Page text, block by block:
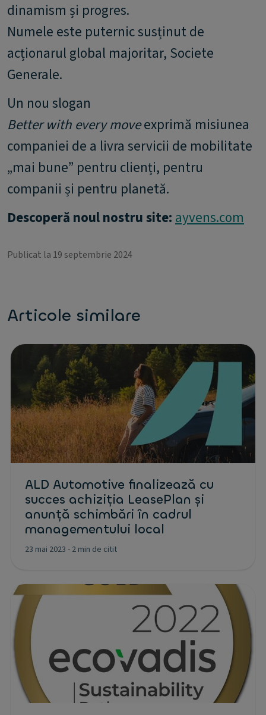
dinamism și progres.
Numele este puternic susținut de
acționarul global majoritar, Societe
Generale.
Better with every moveexprimă misiunea
companiei de a livra servicii de mobilitate
„mai bune” pentru clienți, pentru
companii și pentru planetă.
Descoperă noul nostru site: ayvens.com
Publicat la 19 septembrie 2024
Articole similare
ALD Automotive finalizează cu
succes achiziția LeasePlan și
anunță schimbări în cadrul
managementului local
23 mai 2023 - 2 min de citit